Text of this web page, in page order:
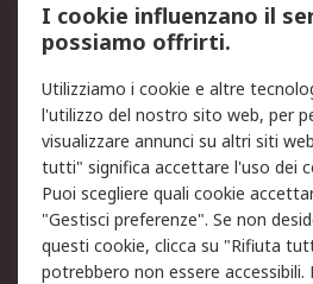
Legale
Informativa Cookie
Email Security
Condizioni di vendita
Etica e responsabilità
I cookie influenzano il
possiamo offrirti.
Utilizziamo i cookie e altre
l'utilizzo del nostro sito web, per
visualizzare annunci su altri siti
tutti" significa accettare l'uso dei
Puoi scegliere quali cookie
"Gestisci preferenze". Se non
questi cookie, clicca su "Rifiuta
potrebbero non essere accessibili.